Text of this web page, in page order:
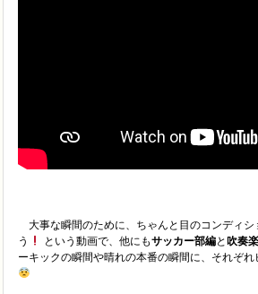
大事な瞬間のために、ちゃんと目のコンディシ
う
という動画で、他にもサッカー部編と吹奏
ーキックの瞬間や晴れの本番の瞬間に、それぞ